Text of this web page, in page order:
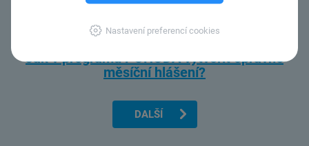
Nastavení preferencí cookies
Jak v programu POHODA vytvořit opravné
měsíční hlášení?
DALŠÍ